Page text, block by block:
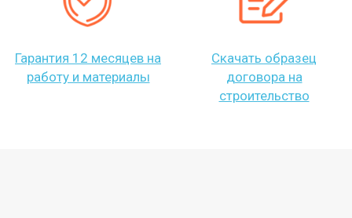
Гарантия 12 месяцев на
работу и материалы
Скачать образец
договора на
строительство